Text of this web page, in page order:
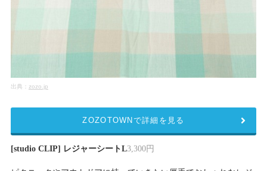
出典： zozo.jp
[studio CLIP] レジャーシートL3,300円
ZOZOTOWNで詳細を見る